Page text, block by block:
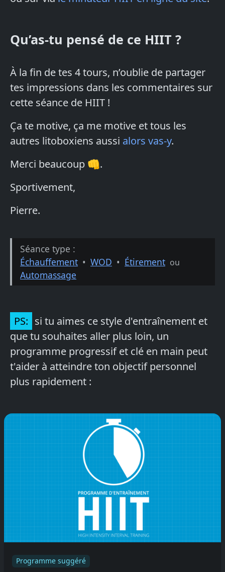
Qu’as-tu pensé de ce HIIT ?
À la fin de tes 4 tours, n’oublie de partager
tes impressions dans les commentaires sur
cette séance de HIIT !
Ça te motive, ça me motive et tous les
autres litoboxiens aussi alors vas-y.
Merci beaucoup 👊.
Sportivement,
Pierre.
Séance type :
Échauffement • WOD • Étirement ou
Automassage
PS: si tu aimes ce style d'entraînement et
que tu souhaites aller plus loin, un
programme progressif et clé en main peut
t'aider à atteindre ton objectif personnel
plus rapidement :
Programme suggéré